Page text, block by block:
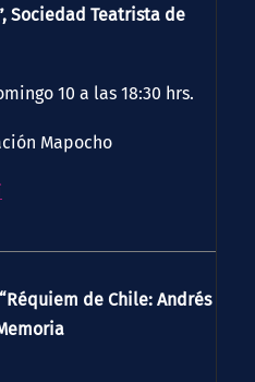
Sociedad Teatrista de
10 a las 18:30 hrs.
Mapocho
de Chile: Andrés